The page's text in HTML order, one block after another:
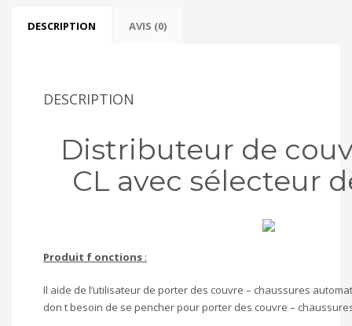
DESCRIPTION AVIS (0)
DESCRIPTION
Distributeur de
CL avec sélecteur
Produit f onctions :
Il aide de l’utilisateur de porter des couvre – chaussures
don t besoin de se pencher pour porter des couvre –